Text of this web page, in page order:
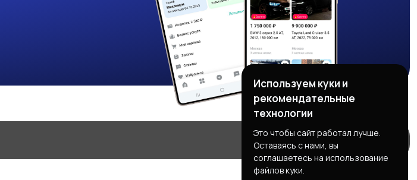
Используем куки и
рекомендательные
технологии
Это чтобы сайт работал лучше.
Оставаясь с нами, вы
соглашаетесь на использование
файлов куки.